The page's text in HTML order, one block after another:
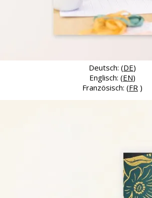
Deutsch: (DE)
Englisch: (EN)
Französisch: (FR )